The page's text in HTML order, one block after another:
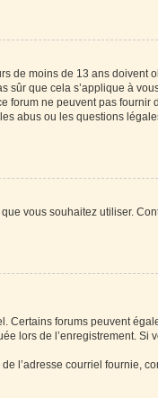
de moins de 13 ans doivent
sûr que cela s’applique à
forum ne peuvent pas fournir
abus ou les questions
vous souhaitez utiliser.
Certains forums peuvent
lors de l’enregistrement. Si
l’adresse courriel fournie,